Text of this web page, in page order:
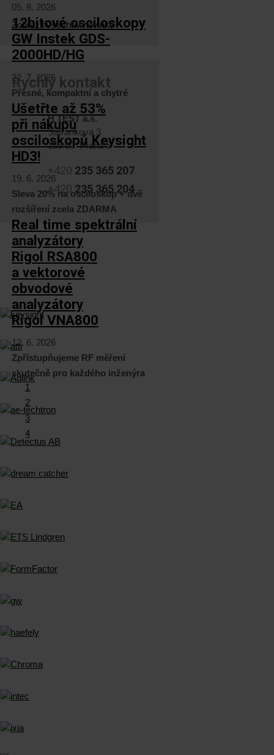
05. 8. 2026
12bitové osciloskopy
GW Instek GDS-
2000HD/HG
22. 7. 2026
Přesné, kompaktní a chytré
Ušetřte až 53%
při nákupu
osciloskopů Keysight
HD3!
19. 6. 2026
Sleva 20% na osciloskop + dvě
rozšíření zcela ZDARMA
Real time spektrální
analyzátory
Rigol RSA800
a vektorové
obvodové
analyzátory
Rigol VNA800
12. 6. 2026
Zpřístupňujeme RF měření
skutečně pro každého inženýra
1
2
3
4
Zobrazit všechny novinky
Rychlý kontakt
H TEST a.s.
Šafránkova 3
155 00 Praha 5
+420 235 365 207
+420 235 365 204